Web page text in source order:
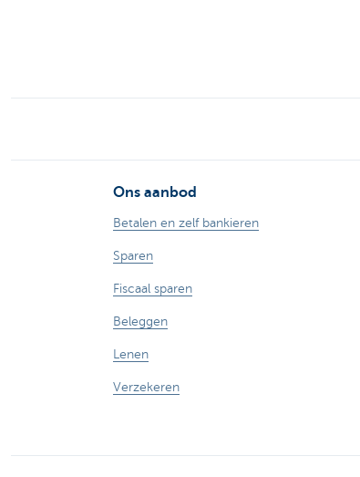
Ons aanbod
Betalen en zelf bankieren
Sparen
Fiscaal sparen
Beleggen
Lenen
Verzekeren